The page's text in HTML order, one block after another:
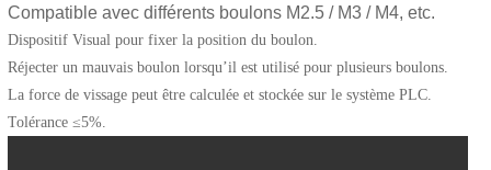
Compatible avec différents boulons M2.5 / M3 / M4, etc.
Dispositif Visual pour fixer la position du boulon.
Réjecter un mauvais boulon lorsqu’il est utilisé pour plusieurs boulons.
La force de vissage peut être calculée et stockée sur le système PLC.
Tolérance ≤5%.